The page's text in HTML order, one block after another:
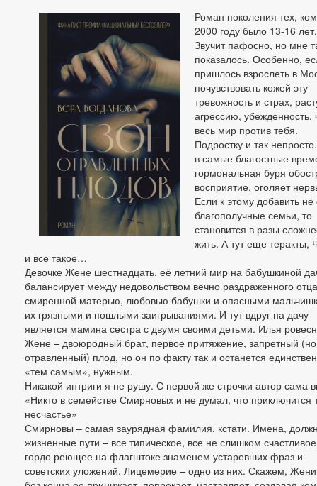
Роман поколения тех,
2000 году было 13-16 лет.
Звучит пафосно, но мне
показалось. Особенно,
пришлось взрослеть в
почувствовать кожей эту
тревожность и страх,
агрессию, убежденность,
весь мир против тебя.
Подростку и так
в самые благостные
гормональная буря
восприятие, оголяет
Если к этому добавить не
благополучные семьи, то
становится в разы
жить. А тут еще теракты,
и все такое…
Девочке Жене шестнадцать, её летний мир на бабушкиной
балансирует между недовольством вечно раздраженного
смиренной матерью, любовью бабушки и опасными
их грязными и пошлыми заигрываниями. И тут вдруг на дачу
является мамина сестра с двумя своими детьми. Илья
Жене – двоюродный брат, первое притяжение, запретный
отравленный) плод, но он по факту так и останется
«тем самым», нужным.
Никакой интриги я не рушу. С первой же строчки автор сама
«Никто в семействе Смирновых и не думал, что приключится
несчастье»
Смирновы – самая заурядная фамилия, кстати. Имена,
жизненные пути – все типическое, все не слишком
гордо реющее на флагштоке знаменем устаревших фраз и
советских уложений. Лицемерие – одно из них. Скажем,